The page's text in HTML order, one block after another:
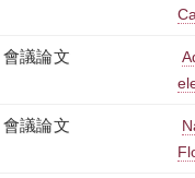
會議論文
會議論文